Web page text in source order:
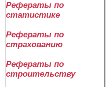
Рефераты по
статистике
Рефераты по
страхованию
Рефераты по
строительству